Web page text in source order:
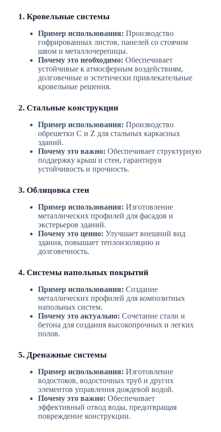
1. Кровельные системы
Пример использования: Производство
гофрированных листов, панелей со стоячим
швом и металлочерепицы.
Почему это необходимо: Обеспечивает
устойчивые к атмосферным воздействиям,
долговечные и эстетически привлекательные
кровельные решения.
2. Стальные конструкции
Пример использования: Производство
обрешетки C и Z для стальных каркасных
зданий.
Почему это важно: Обеспечивает структурную
поддержку крыш и стен, гарантируя
устойчивость и прочность.
3. Облицовка стен
Пример использования: Изготовление
металлических профилей для фасадов и
экстерьеров зданий.
Почему это ценно: Улучшает внешний вид
здания, повышает теплоизоляцию и
долговечность.
4. Системы напольных покрытий
Пример использования: Создание
металлических профилей для композитных
напольных систем.
Почему это актуально: Сочетание стали и
бетона для создания высокопрочных и легких
полов.
5. Дренажные системы
Пример использования: Изготовление
водостоков, водосточных труб и других
элементов управления дождевой водой.
Почему это важно: Обеспечивает
эффективный отвод воды, предотвращая
повреждение конструкции.